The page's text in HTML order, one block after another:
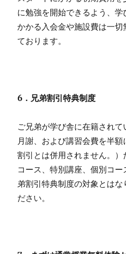
に勉強を開始できるよう、
かかる入会金や施設費は一
ております。
6．兄弟割引特典制度
ご兄弟が学び舎に在籍され
月謝、および講習会費を半
割引とは併用されません。
コース、特別講座、個別コ
弟割引特典制度の対象とはな
ださい。